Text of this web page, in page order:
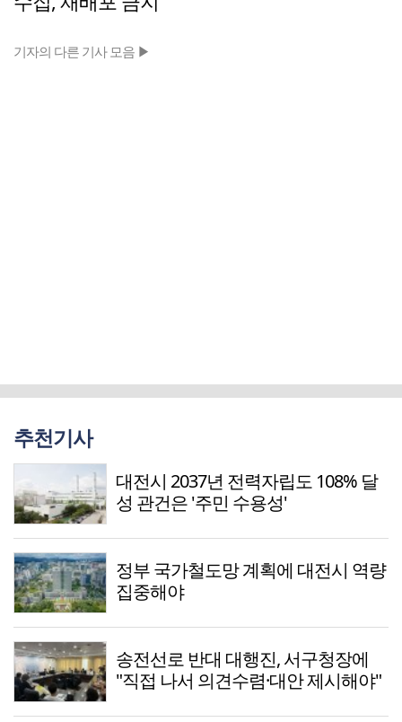
기자의 다른 기사 모음 ▶
추천기사
대전시 2037년 전력자립도 108% 달
성 관건은 '주민 수용성'
정부 국가철도망 계획에 대전시 역량
집중해야
송전선로 반대 대행진, 서구청장에
"직접 나서 의견수렴·대안 제시해야"